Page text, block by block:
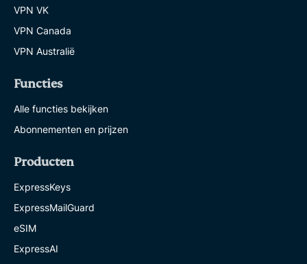
VPN VK
VPN Canada
VPN Australië
Functies
Alle functies bekijken
Abonnementen en prijzen
Producten
ExpressKeys
ExpressMailGuard
eSIM
ExpressAI